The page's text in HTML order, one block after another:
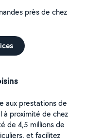
près de chez
aux prestations de
à proximité de chez
de 4,5 millions de
et facilitez